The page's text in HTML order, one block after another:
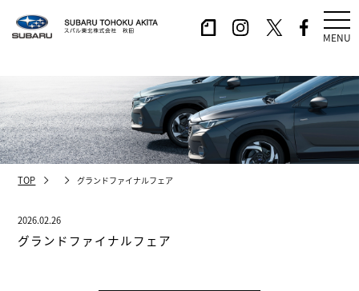
MENU
TOP グランドファイナルフェア
2026.02.26
グランドファイナルフェア